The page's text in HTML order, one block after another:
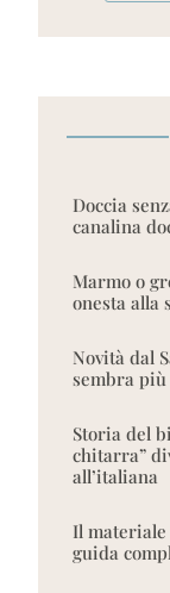
Doccia
canalina
Marmo o
onesta alla
Novità dal
sembra
Storia del
chitarra”
all’italiana
Il
guida